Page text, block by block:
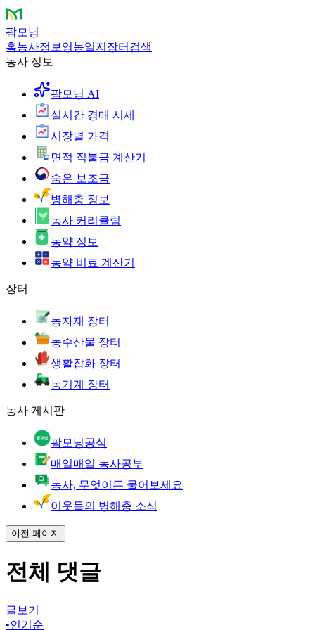
팜모닝
홈농사정보 영농일지 장터 검색
농사 정보
팜모닝 AI
실시간 경매 시세
시장별 가격
면적 직불금 계산기
숨은 보조금
병해충 정보
농사 커리큘럼
농약 정보
농약 비료 계산기
장터
농자재 장터
농수산물 장터
생활잡화 장터
농기계 장터
농사 게시판
팜모닝공식
매일매일 농사공부
농사, 무엇이든 물어보세요
이웃들의 병해충 소식
이전 페이지
전체 댓글
글보기
•인기순